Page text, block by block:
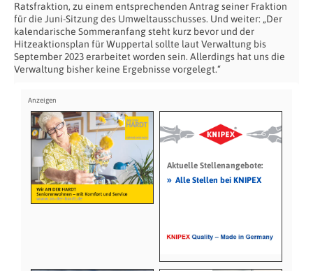
Ratsfraktion, zu einem entsprechenden Antrag seiner Fraktion
für die Juni-Sitzung des Umweltausschusses. Und weiter: „Der
kalendarische Sommeranfang steht kurz bevor und der
Hitzeaktionsplan für Wuppertal sollte laut Verwaltung bis
September 2023 erarbeitet worden sein. Allerdings hat uns die
Verwaltung bisher keine Ergebnisse vorgelegt.“
Aktuelle Stellenangebote:
» Alle Stellen bei KNIPEX